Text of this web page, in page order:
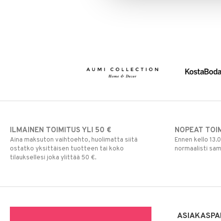
ILMAINEN TOIMITUS YLI 50 €
Aina maksuton vaihtoehto, huolimatta siitä
ostatko yksittäisen tuotteen tai koko
tilauksellesi joka ylittää 50 €.
NOPEAT
Ennen kello
normaalisti